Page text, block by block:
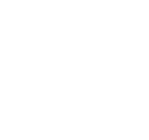
base de 129